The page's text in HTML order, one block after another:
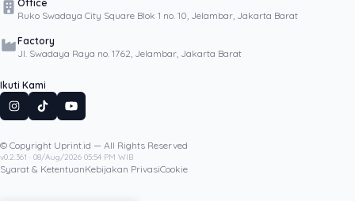
Artikel Lainnya
Office
Ruko Swadaya City Square Blok 1 no. 10, Jelambar, Jakarta Barat
Factory
Jl. Swadaya Raya no. 1762, Jelambar, Jakarta Barat
Ikuti Kami
© Copyright Uprint.id — All Rights Reserved
v0.2.361 · 08/Aug/2026 05:54 PM WIB
Syarat & KetentuanKebijakan PrivasiCookie